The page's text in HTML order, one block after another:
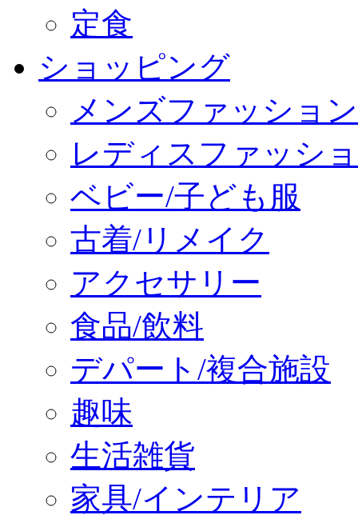
定食
ショッピング
メンズファッション
レディスファッシ
ベビー/子ども服
古着/リメイク
アクセサリー
食品/飲料
デパート/複合施設
趣味
生活雑貨
家具/インテリア